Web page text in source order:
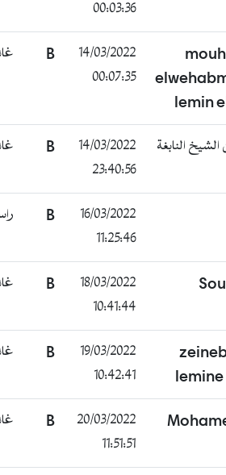
00:03:36
14/03/2022
00:07:35
B غائب
النابغة
14/03/2022
23:40:56
B غائب
16/03/2022
11:25:46
راسب
18/03/2022
10:41:44
غائب
19/03/2022
10:42:41
غائب
20/03/2022
11:51:51
B غائب